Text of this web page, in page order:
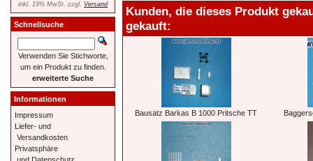
Kunden, die dieses Produkt
gekauft:
Bausatz Barkas B 1000 Pritsche TT
inkl. 19% MwSt. zzgl. Versand
Schnellsuche
Verwenden Sie Stichworte,
um ein Produkt zu finden.
erweiterte Suche
Informationen
Impressum
Liefer- und
Versandkosten
Privatsphäre